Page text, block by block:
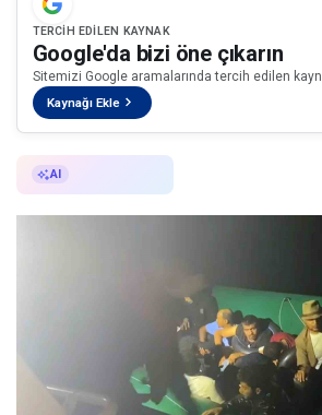
TERCIH EDILEN KAYNAK
Google'da bizi öne çıkarın
Sitemizi Google aramalarında tercih edilen
Kaynağı Ekle
AI